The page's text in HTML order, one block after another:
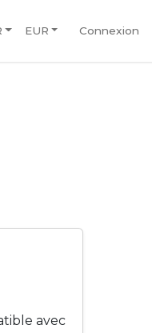
EUR Connexion
avec